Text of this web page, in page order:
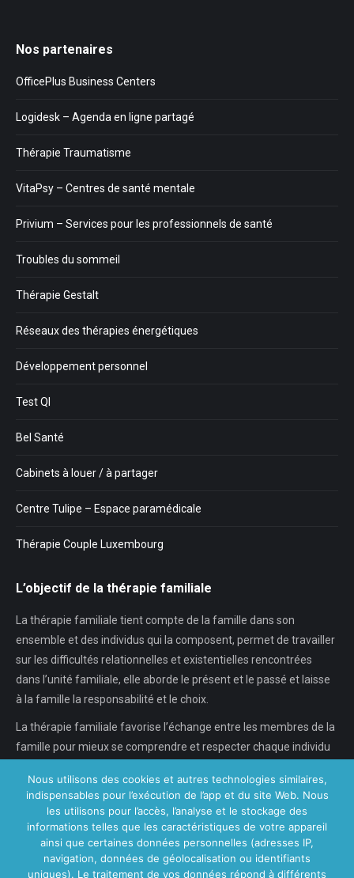
Nos partenaires
OfficePlus Business Centers
Logidesk – Agenda en ligne partagé
Thérapie Traumatisme
VitaPsy – Centres de santé mentale
Privium – Services pour les professionnels de santé
Troubles du sommeil
Thérapie Gestalt
Réseaux des thérapies énergétiques
Développement personnel
Test QI
Bel Santé
Cabinets à louer / à partager
Centre Tulipe – Espace paramédicale
Thérapie Couple Luxembourg
L’objectif de la thérapie familiale
La thérapie familiale tient compte de la famille dans son
ensemble et des individus qui la composent, permet de travailler
sur les difficultés relationnelles et existentielles rencontrées
dans l’unité familiale, elle aborde le présent et le passé et laisse
à la famille la responsabilité et le choix.
La thérapie familiale favorise l’échange entre les membres de la
famille pour mieux se comprendre et respecter chaque individu
En savoir plus...
Nos Centres
Nous utilisons des cookies et autres technologies similaires,
indispensables pour l’exécution de l’app et du site Web. Nous
les utilisons pour l’accès, l’analyse et le stockage des
informations telles que les caractéristiques de votre appareil
ainsi que certaines données personnelles (adresses IP,
navigation, données de géolocalisation ou identifiants
uniques). Le traitement de vos données répond à différents